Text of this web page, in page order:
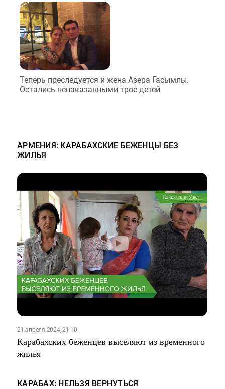
Теперь преследуется и жена Азера Гасымлы.
Остались ненаказанными трое детей
АРМЕНИЯ: КАРАБАХСКИЕ БЕЖЕНЦЫ БЕЗ
ЖИЛЬЯ
21 апреля 2024, 21:10
Карабахских беженцев выселяют из временного
жилья
КАРАБАХ: НЕЛЬЗЯ ВЕРНУТЬСЯ